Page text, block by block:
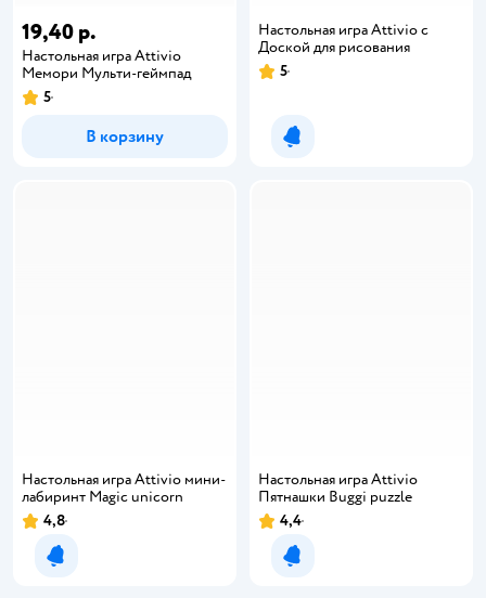
19,40 р.
Настольная игра Attivio
Мемори Мульти-геймпад
5
В корзину
Настольная игра Attivio с
Доской для рисования
5
Уведомить о появлении
Настольная игра Attivio мини-
лабиринт Magic unicorn
4,8
Уведомить о появлении
Настольная игра Attivio
Пятнашки Buggi puzzle
4,4
Уведомить о появлении